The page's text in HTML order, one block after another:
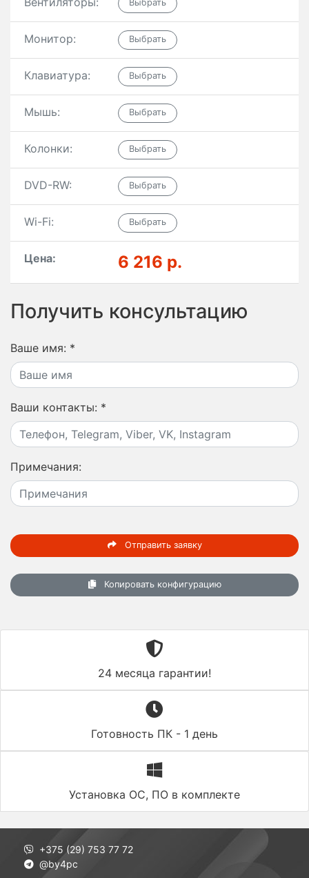
Монитор:
Клавиатура:
Мышь:
Колонки:
DVD-RW:
Wi-Fi:
Цена: 6 216 р.
Получить консультацию
Ваше имя: *
Ваши контакты: *
Примечания:
Отправить заявку
Копировать конфигурацию
24 месяца гарантии!
Готовность ПК - 1 день
Установка ОС, ПО в комплекте
+375 (29) 753 77 72
@by4pc